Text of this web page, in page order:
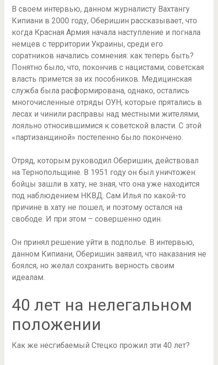
В своем интервью, данном журналисту Вахтангу
Кипиани в 2000 году, Оберишин рассказывает, что
когда Красная Армия начала наступление и погнала
немцев с территории Украины, среди его
соратников начались сомнения: как теперь быть?
Понятно было, что, покончив с нацистами, советская
власть примется за их пособников. Медицинская
служба была расформирована, однако, остались
многочисленные отряды ОУН, которые прятались в
лесах и чинили расправы над местными жителями,
лояльно относившимися к советской власти. С этой
«партизанщиной» постепенно было покончено.
Отряд, которым руководил Оберишин, действовал
на Тернопольщине. В 1951 году он был уничтожен:
бойцы зашли в хату, не зная, что она уже находится
под наблюдением НКВД. Сам Илья по какой-то
причине в хату не пошел, и поэтому остался на
свободе. И при этом – совершенно один.
Он принял решение уйти в подполье. В интервью,
данном Кипиани, Оберишин заявил, что наказания не
боялся, но желал сохранить верность своим
идеалам.
40 лет на нелегальном
положении
Как же несгибаемый Стецко прожил эти 40 лет?